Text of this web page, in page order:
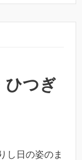
ひつぎ
し日の姿のま